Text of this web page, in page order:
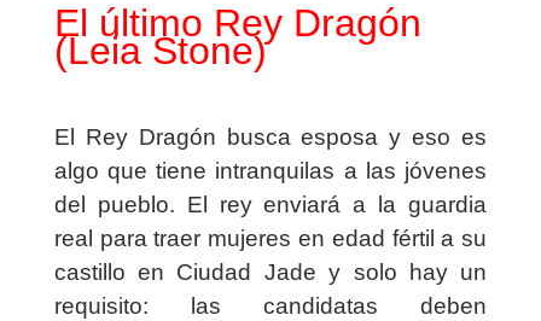
El último Rey Dragón
(Leia Stone)
El Rey Dragón busca esposa y eso es
algo que tiene intranquilas a las jóvenes
del pueblo. El rey enviará a la guardia
real para traer mujeres en edad fértil a su
castillo en Ciudad Jade y solo hay un
requisito: las candidatas deben